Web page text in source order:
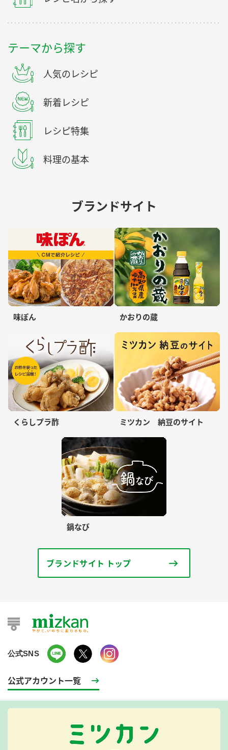
テーマから探す
人気のレシピ
新着レシピ
レシピ特集
料理の基本
ブランドサイト
味ぽん かおりの蔵
くらしプラ酢 ミツカン 納豆のサイト
鍋なび
ブランドサイト トップ
公式SNS
公式アカウント一覧